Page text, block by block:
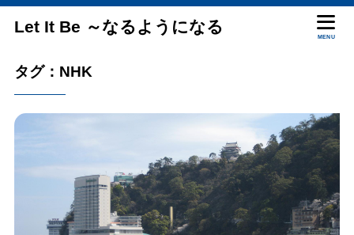
Let It Be ～なるようになる
MENU
タグ：NHK